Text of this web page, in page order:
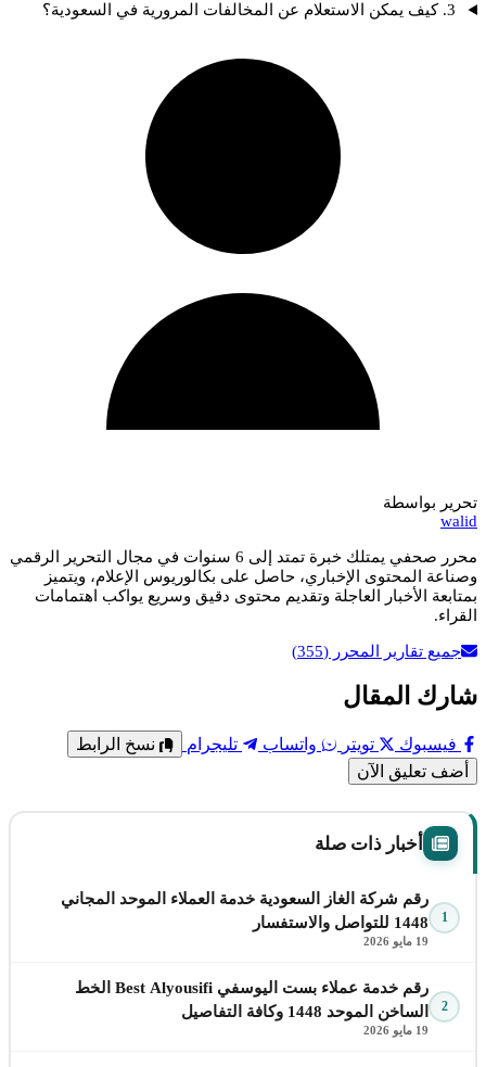
3. كيف يمكن الاستعلام عن المخالفات المرورية في السعودية؟
تحرير بواسطة
walid
محرر صحفي يمتلك خبرة تمتد إلى 6 سنوات في مجال التحرير الرقمي
وصناعة المحتوى الإخباري، حاصل على بكالوريوس الإعلام، ويتميز
بمتابعة الأخبار العاجلة وتقديم محتوى دقيق وسريع يواكب اهتمامات
القراء.
جميع تقارير المحرر (355)
شارك المقال
فيسبوك تويتر واتساب تليجرام
نسخ الرابط
أضف تعليق الآن
أخبار ذات صلة
1
رقم شركة الغاز السعودية خدمة العملاء الموحد المجاني
1448 للتواصل والاستفسار
19 مايو 2026
2
رقم خدمة عملاء بست اليوسفي Best Alyousifi الخط
الساخن الموحد 1448 وكافة التفاصيل
19 مايو 2026